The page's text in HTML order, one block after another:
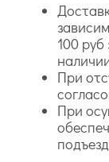
100
При
При